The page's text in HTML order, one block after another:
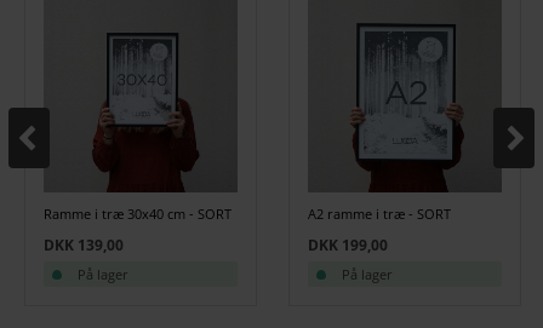
Ramme i træ 30x40 cm - SORT
DKK 139,00
På lager
A2 ramme i træ - SORT
DKK 199,00
På lager